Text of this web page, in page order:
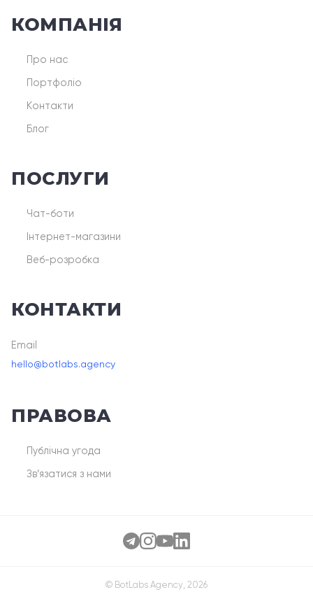
КОМПАНІЯ
Про нас
Портфоліо
Контакти
Блог
ПОСЛУГИ
Чат-боти
Інтернет-магазини
Веб-розробка
КОНТАКТИ
Email
hello@botlabs.agency
ПРАВОВА
Публічна угода
Зв’язатися з нами
© BotLabs Agency, 2026